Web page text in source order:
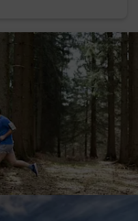
te sporten